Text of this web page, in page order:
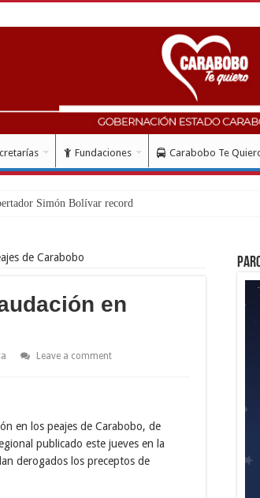
Fundaciones Carabobo Te
de Carabobo
en
Leave a comment
en los peajes de Carabobo, de
publicado este jueves en la
derogados los preceptos de